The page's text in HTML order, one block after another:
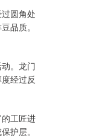
圆角处
品质。
。龙门
经过反
工匠进
护层。